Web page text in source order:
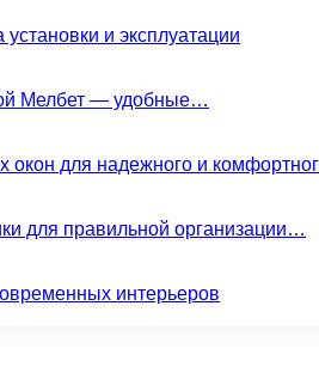
и эксплуатации
Мелбет — удобные…
окон для надежного и
для правильной организации…
интерьеров